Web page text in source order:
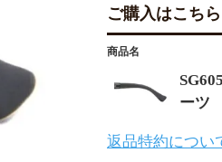
ご購入はこちら
商品名
ーツ
返品特約につい